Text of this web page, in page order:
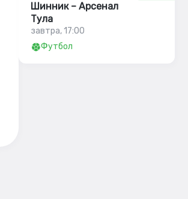
Шинник – Арсенал
Тула
завтра, 17:00
Футбол